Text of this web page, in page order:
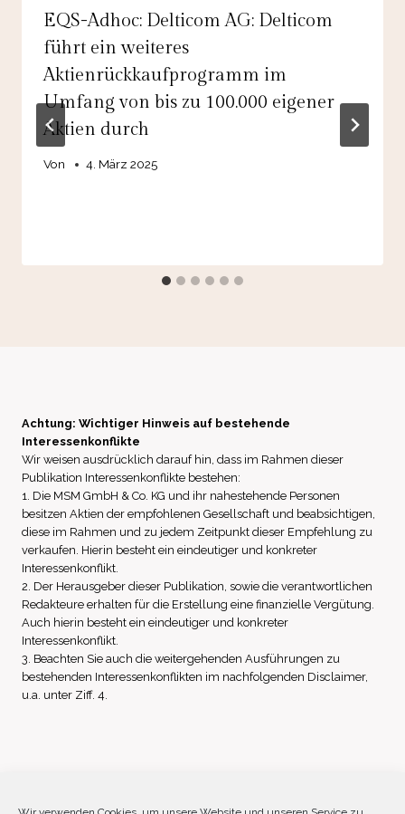
EQS-Adhoc: Delticom AG: Delticom
führt ein weiteres
Aktienrückkaufprogramm im
Umfang von bis zu 100.000 eigener
Aktien durch
Von 4. März 2025
Achtung: Wichtiger Hinweis auf bestehende
Interessenkonflikte
Wir weisen ausdrücklich darauf hin, dass im Rahmen dieser
Publikation Interessenkonflikte bestehen:
1. Die MSM GmbH & Co. KG und ihr nahestehende Personen
besitzen Aktien der empfohlenen Gesellschaft und beabsichtigen,
diese im Rahmen und zu jedem Zeitpunkt dieser Empfehlung zu
verkaufen. Hierin besteht ein eindeutiger und konkreter
Interessenkonflikt.
2. Der Herausgeber dieser Publikation, sowie die verantwortlichen
Redakteure erhalten für die Erstellung eine finanzielle Vergütung.
Auch hierin besteht ein eindeutiger und konkreter
Interessenkonflikt.
3. Beachten Sie auch die weitergehenden Ausführungen zu
bestehenden Interessenkonflikten im nachfolgenden Disclaimer,
u.a. unter Ziff. 4.